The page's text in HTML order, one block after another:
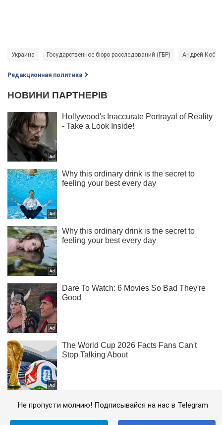
Украина Государственное бюро расследований (ГБР) Андрей
Редакционная политика
Не пропусти молнию! Подписывайся на нас в Telegram